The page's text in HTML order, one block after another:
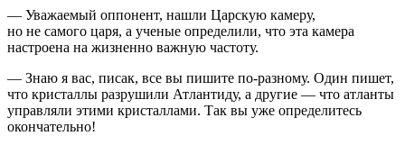
— Уважаемый оппонент, нашли Царскую камеру,
но не самого царя, а ученые определили, что эта камера
настроена на жизненно важную частоту.
— Знаю я вас, писак, все вы пишите по-разному. Один пишет,
что кристаллы разрушили Атлантиду, а другие — что атланты
управляли этими кристаллами. Так вы уже определитесь
окончательно!